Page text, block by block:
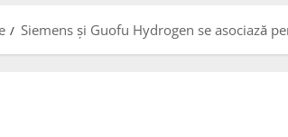
Siemens și Guofu Hydrogen se asociază